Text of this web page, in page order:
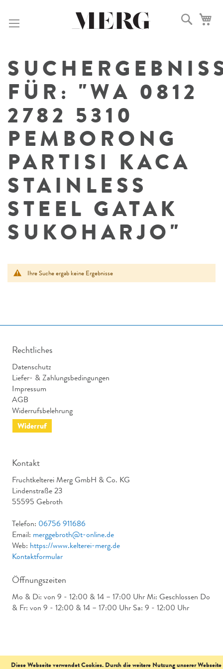
Diese Webseite verwendet Cookies. Durch die weitere Nutzung unserer Webseite
INHALT
Suche
FÜR: "WA 0812
2782 5310
PEMBORONG
PARTISI KACA
STAINLESS
STEEL GATAK
SUKOHARJO"
Ihre Suche ergab keine Ergebnisse
Rechtliches
Datenschutz
Liefer- & Zahlungsbedingungen
Impressum
AGB
Widerrufsbelehrung
Widerruf
Kontakt
Fruchtkelterei Merg GmbH & Co. KG
Lindenstraße 23
55595 Gebroth
Telefon: 06756 911686
Email: merggebroth@t-online.de
Web: https://www.kelterei-merg.de
Kontaktformular
Öffnungszeiten
Mo & Di: von 9 - 12:00 & 14 – 17:00 Uhr Mi: Geschlossen Do
& Fr: von 9 - 12:00 & 14 – 17:00 Uhr Sa: 9 - 12:00 Uhr